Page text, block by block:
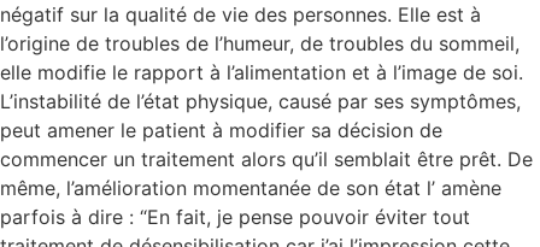
négatif sur la qualité de vie des personnes. Elle est à
l’origine de troubles de l’humeur, de troubles du sommeil,
elle modifie le rapport à l’alimentation et à l’image de soi.
L’instabilité de l’état physique, causé par ses symptômes,
peut amener le patient à modifier sa décision de
commencer un traitement alors qu’il semblait être prêt. De
même, l’amélioration momentanée de son état l’ amène
parfois à dire : “En fait, je pense pouvoir éviter tout